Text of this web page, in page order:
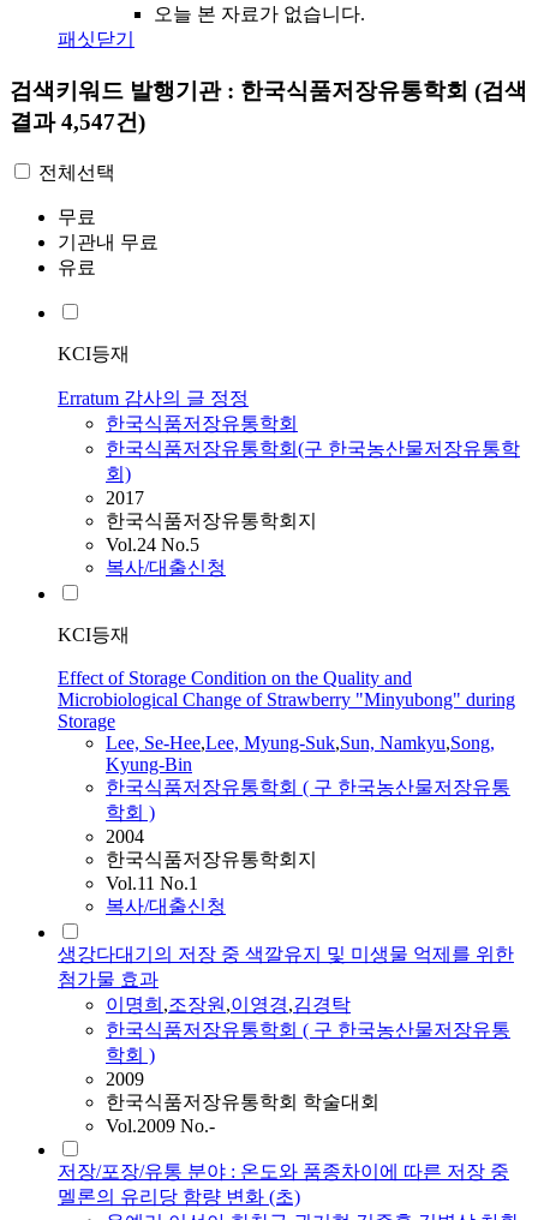
오늘 본 자료가 없습니다.
패싯닫기
검색키워드 발행기관 : 한국식품저장유통학회 (검색
결과 4,547건)
전체선택
무료
기관내 무료
유료
KCI등재
Erratum 감사의 글 정정
한국식품저장유통학회
한국식품저장유통학회(구 한국농산물저장유통학
회)
2017
한국식품저장유통학회지
Vol.24 No.5
복사/대출신청
KCI등재
Effect of Storage Condition on the Quality and
Microbiological Change of Strawberry "Minyubong" during
Storage
Lee, Se-Hee,Lee, Myung-Suk,Sun, Namkyu,Song,
Kyung-Bin
한국식품저장유통학회 ( 구 한국농산물저장유통
학회 )
2004
한국식품저장유통학회지
Vol.11 No.1
복사/대출신청
생강다대기의 저장 중 색깔유지 및 미생물 억제를 위한
첨가물 효과
이명희 ,조장원,이영경,김경탁
한국식품저장유통학회 ( 구 한국농산물저장유통
학회 )
2009
한국식품저장유통학회 학술대회
Vol.2009 No.-
저장/포장/유통 분야 : 온도와 품종차이에 따른 저장 중
멜론의 유리당 함량 변화 (초)